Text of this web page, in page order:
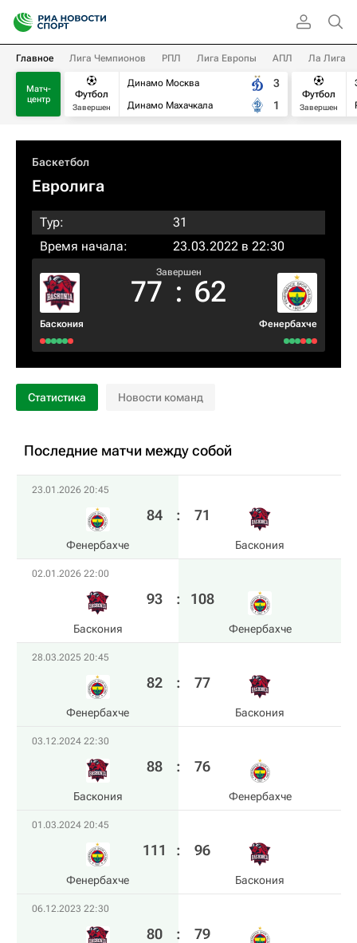
Главное Лига Чемпионов РПЛ Лига Европы АПЛ Ла Лига
Матч-
центр
Футбол
Завершен
Динамо Москва
Динамо Махачкала
3
1
Футбол
Завершен
Баскетбол
Евролига
Тур:
31
Время начала:
23.03.2022 в 22:30
Баскония
Завершен
77 : 62
Фенербахче
Статистика Новости команд
Последние матчи между собой
23.01.2026 20:45
Фенербахче
84 : 71
Баскония
02.01.2026 22:00
Баскония
93 : 108
Фенербахче
28.03.2025 20:45
Фенербахче
82 : 77
Баскония
03.12.2024 22:30
Баскония
88 : 76
Фенербахче
01.03.2024 20:45
Фенербахче
111 : 96
Баскония
06.12.2023 22:30
80 : 79